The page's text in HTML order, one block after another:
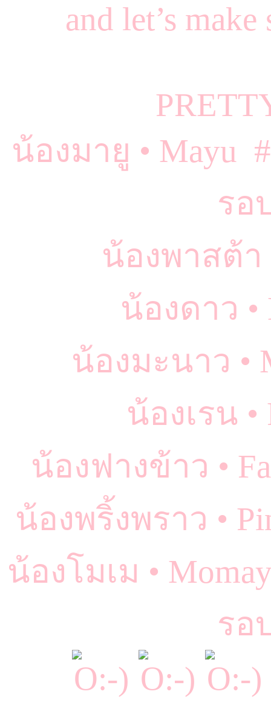
and let’s
น้องมายู • Mayu
รอ
น้องพาสต้า
น้องดาว •
น้องมะนาว •
น้องเรน
น้องฟางข้าว •
น้องพริ้งพราว •
น้องโมเม •
รอ